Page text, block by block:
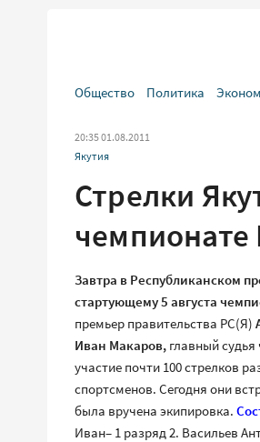
Общество Политика
20:35 01.08.2011
Якутия
Стрелки
чемпионате
Завтра в Республиканском
стартующему 5 августа
премьер правительства РС(Я)
Иван Макаров, главный
участие почти 100 стрелков
спортсменов. Сегодня они
была вручена экипировка.
Иван– 1 разряд 2. Васильев